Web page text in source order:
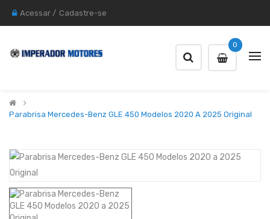
Acessar / Cadastre-se
0
Parabrisa Mercedes-Benz GLE 450 Modelos 2020 A 2025 Original